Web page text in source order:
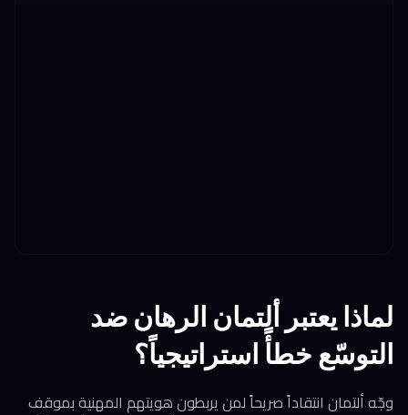
لماذا يعتبر ألتمان الرهان ضد
التوسّع خطأً استراتيجياً؟
وجّه ألتمان انتقاداً صريحاً لمن يربطون هويتهم المهنية بموقف